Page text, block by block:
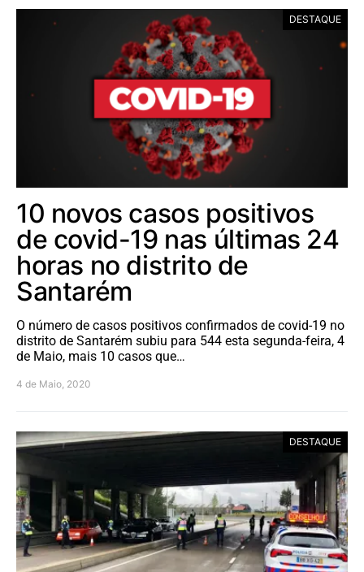
DESTAQUE
10 novos casos positivos
de covid-19 nas últimas 24
horas no distrito de
Santarém
O número de casos positivos confirmados de covid-19 no
distrito de Santarém subiu para 544 esta segunda-feira, 4
de Maio, mais 10 casos que…
4 de Maio, 2020
DESTAQUE